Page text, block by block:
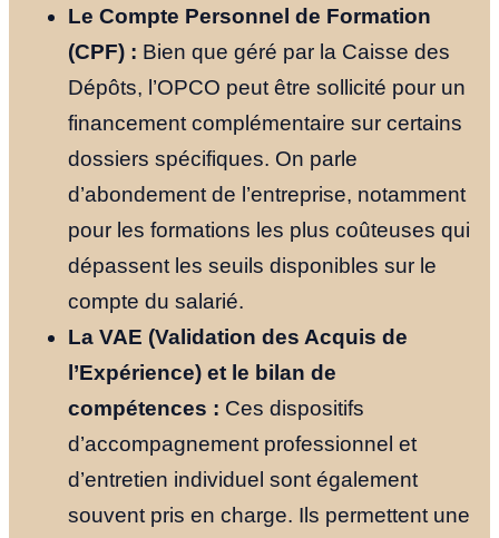
Le Compte Personnel de Formation
(CPF) : Bien que géré par la Caisse des
Dépôts, l’OPCO peut être sollicité pour un
financement complémentaire sur certains
dossiers spécifiques. On parle
d’abondement de l’entreprise, notamment
pour les formations les plus coûteuses qui
dépassent les seuils disponibles sur le
compte du salarié.
La VAE (Validation des Acquis de
l’Expérience) et le bilan de
compétences : Ces dispositifs
d’accompagnement professionnel et
d’entretien individuel sont également
souvent pris en charge. Ils permettent une